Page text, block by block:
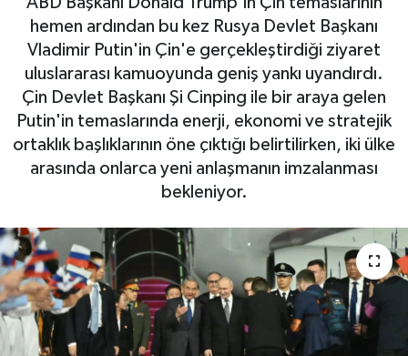
hemen ardından bu kez Rusya Devlet Başkanı
Vladimir Putin'in Çin'e gerçekleştirdiği ziyaret
uluslararası kamuoyunda geniş yankı uyandırdı.
Çin Devlet Başkanı Şi Cinping ile bir araya gelen
Putin'in temaslarında enerji, ekonomi ve stratejik
ortaklık başlıklarının öne çıktığı belirtilirken, iki ülke
arasında onlarca yeni anlaşmanın imzalanması
bekleniyor.